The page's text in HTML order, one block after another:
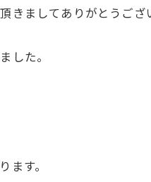
きましてありがとうござ
した。
ます。